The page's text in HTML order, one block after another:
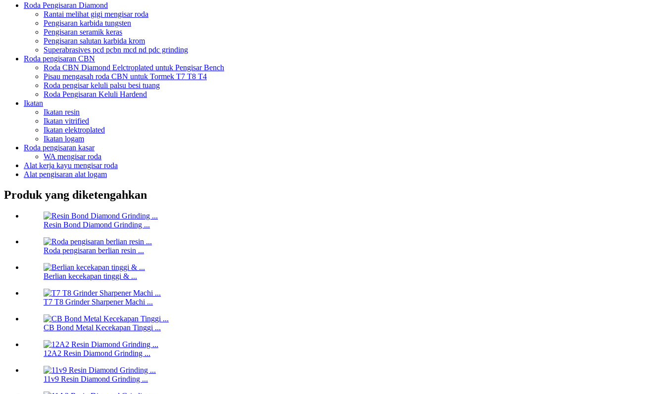
Roda Pengisaran Diamond
Rantai melihat gigi mengisar roda
Pengisaran karbida tungsten
Pengisaran seramik keras
Pengisaran salutan karbida krom
Superabrasives pcd pcbn mcd nd pdc grinding
Roda pengisaran CBN
Roda CBN Diamond Eelctroplated untuk Pengisar Bench
Pisau mengasah roda CBN untuk Tormek T7 T8 T4
Roda pengisar keluli palsu besi tuang
Roda Pengisaran Keluli Hardend
Ikatan
Ikatan resin
Ikatan vitrified
Ikatan elektroplated
Ikatan logam
Roda pengisaran kasar
WA mengisar roda
Alat kerja kayu mengisar roda
Alat pengisaran alat logam
Produk yang diketengahkan
Resin Bond Diamond Grinding ...
Roda pengisaran berlian resin ...
Berlian kecekapan tinggi & ...
T7 T8 Grinder Sharpener Machi ...
CB Bond Metal Kecekapan Tinggi ...
12A2 Resin Diamond Grinding ...
11v9 Resin Diamond Grinding ...